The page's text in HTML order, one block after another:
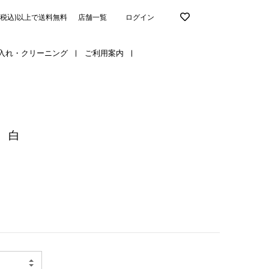
ログイン
込)以上で送料無料 店舗一覧
れ・クリーニング ご利用案内
白